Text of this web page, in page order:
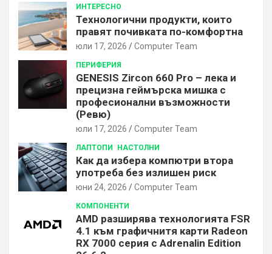
ИНТЕРЕСНО
Технологични продукти, които
правят почивката по-комфортна
юли 17, 2026 Computer Team
ПЕРИФЕРИЯ
GENESIS Zircon 660 Pro – лека и
прецизна геймърска мишка с
професионални възможности
(Ревю)
юли 17, 2026 Computer Team
ЛАПТОПИ НАСТОЛНИ
Как да избера компютри втора
употреба без излишен риск
юни 24, 2026 Computer Team
КОМПОНЕНТИ
AMD разширява технологията FSR
4.1 към графичнитя карти Radeon
RX 7000 серия с Adrenalin Edition